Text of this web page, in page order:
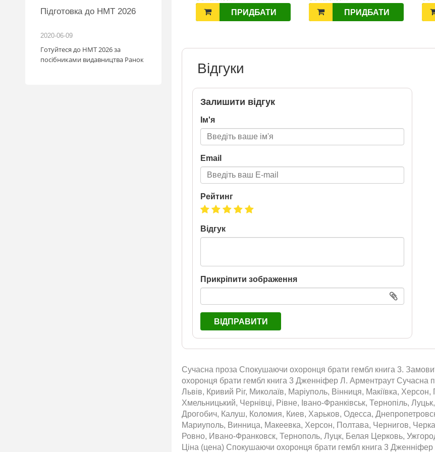
Підготовка до НМТ 2026
2020-06-09
Готуйтеся до НМТ 2026 за
посібниками видавництва Ранок
Нова пошта та BMW
розігрують автомобіль!
Нова пошта та BMW розігрують
Період дії акції: 15.06 - 31.07
Механіка: отримуй одну посилку
посилка = 1 шанс на виграш
Максимальна кількість шансів -
акції: http://novaposhta.ua/win_bmw
ПРИДБАТИ ПРИДБАТИ ПРИДБАТИ ПРИДБАТИ
Відгуки
Залишити відгук
Ім'я
Email
Рейтинг
Відгук
Прикріпити зображення
ВІДПРАВИТИ
Сучасна проза Спокушаючи охоронця брати гембл книга 3.
охоронця брати гембл книга 3 Дженніфер Л. Арментраут Сучасна
Львів, Кривий Ріг, Миколаїв, Маріуполь, Вінниця, Макіївка,
Хмельницький, Чернівці, Рівне, Івано-Франківськ, Тернопіль,
Дрогобич, Калуш, Коломия, Киев, Харьков, Одесса,
Мариуполь, Винница, Макеевка, Херсон, Полтава, Чернигов,
Ровно, Ивано-Франковск, Тернополь, Луцк, Белая Церковь,
Ціна (цена) Спокушаючи охоронця брати гембл книга 3 Дженніфер